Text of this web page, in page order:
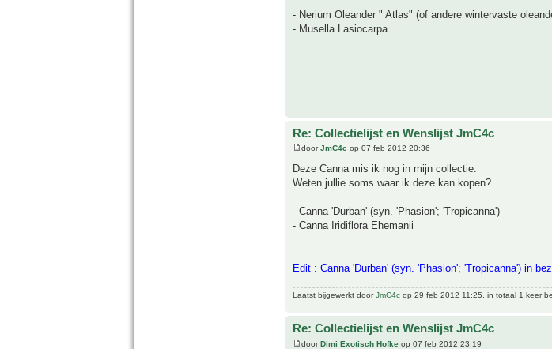
- Nerium Oleander " Atlas" (of andere wintervaste
- Musella Lasiocarpa
Re: Collectielijst en Wenslijst JmC4c
doorJmC4c op 07 feb 2012 20:36
Deze Canna mis ik nog in mijn collectie.
Weten jullie soms waar ik deze kan kopen?
- Canna 'Durban' (syn. 'Phasion'; 'Tropicanna')
- Canna Iridiflora Ehemanii
Edit : Canna 'Durban' (syn. 'Phasion'; 'Tropicanna') in
Laatst bijgewerkt doorJmC4c op 29 feb 2012 11:25, in totaal 1 keer
Re: Collectielijst en Wenslijst JmC4c
doorDimi Exotisch Hofke op 07 feb 2012 23:19